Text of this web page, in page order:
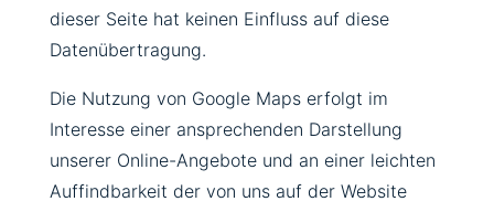
dieser Seite hat keinen Einfluss auf diese
Datenübertragung.
Die Nutzung von Google Maps erfolgt im
Interesse einer ansprechenden Darstellung
unserer Online-Angebote und an einer leichten
Auffindbarkeit der von uns auf der Website